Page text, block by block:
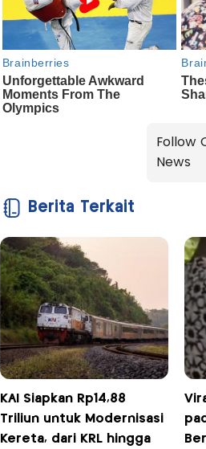
Follow
News
Berita Terkait
KAI Siapkan Rp14,88
Triliun untuk Modernisasi
Kereta, dari KRL hingga